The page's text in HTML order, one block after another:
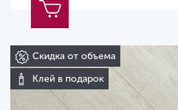
Скидка от объема
Клей в подарок